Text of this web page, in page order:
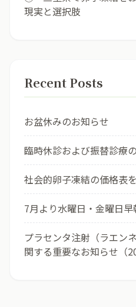
現実と選択肢
Recent Posts
お盆休みのお知らせ
臨時休診および振替診療
社会的卵子凍結の価格表
7月より水曜日・金曜日
プラセンタ注射（ラエン
関する重要なお知らせ（